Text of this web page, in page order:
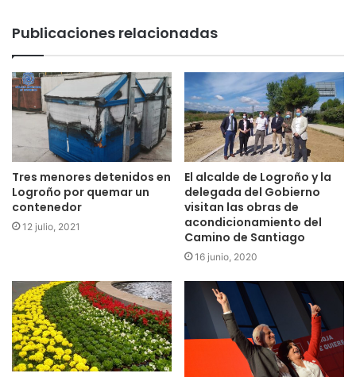
Publicaciones relacionadas
Tres menores detenidos en
Logroño por quemar un
contenedor
12 julio, 2021
El alcalde de Logroño y la
delegada del Gobierno
visitan las obras de
acondicionamiento del
Camino de Santiago
16 junio, 2020